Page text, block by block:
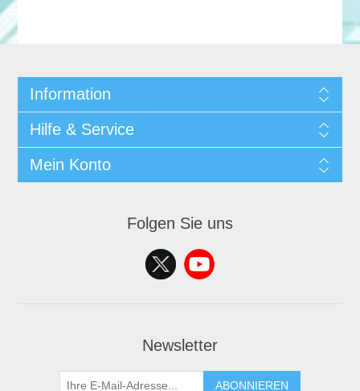
Information
Hilfe & Service
Mein Konto
Folgen Sie uns
Newsletter
ABONNIEREN